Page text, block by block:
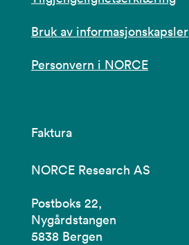
Bruk av informasjonskapsler
Personvern i NORCE
Faktura
NORCE Research AS
Postboks 22,
Nygårdstangen
5838 Bergen